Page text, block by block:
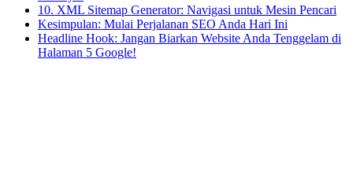
10. XML Sitemap Generator: Navigasi untuk Mesin Pencari
Kesimpulan: Mulai Perjalanan SEO Anda Hari Ini
Headline Hook: Jangan Biarkan Website Anda Tenggelam di
Halaman 5 Google!